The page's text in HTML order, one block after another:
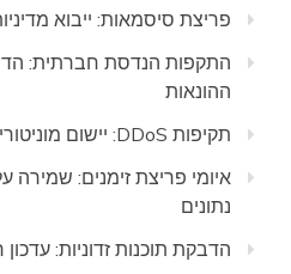
פריצת סיסמאות: ייבוא
התקפות הנדסת חברתית:
ההונאות
תקיפות DDoS: יישום מוניטורינג של תעבורת הרשת
איומי פריצת זימנים: שמירה
נתונים
הדבקת תוכנות זדוניות: עדכון